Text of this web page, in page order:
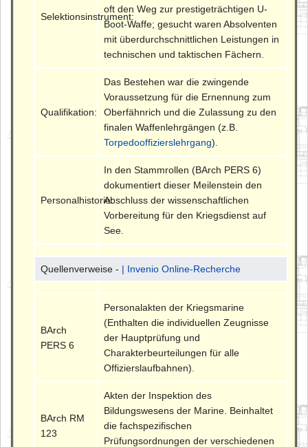
Selektionsinstrument:
oft den Weg zur prestigeträchtigen U-
Boot-Waffe; gesucht waren Absolventen
mit überdurchschnittlichen Leistungen in
technischen und taktischen Fächern.
Qualifikation:
Das Bestehen war die zwingende
Voraussetzung für die Ernennung zum
Oberfähnrich und die Zulassung zu den
finalen Waffenlehrgängen (z.B.
Torpedooffizierslehrgang).
Personalhistorie:
In den Stammrollen (BArch PERS 6)
dokumentiert dieser Meilenstein den
Abschluss der wissenschaftlichen
Vorbereitung für den Kriegsdienst auf
See.
Quellenverweise - | Invenio Online-Recherche
BArch
PERS 6
Personalakten der Kriegsmarine
(Enthalten die individuellen Zeugnisse
der Hauptprüfung und
Charakterbeurteilungen für alle
Offizierslaufbahnen).
BArch RM
123
Akten der Inspektion des
Bildungswesens der Marine. Beinhaltet
die fachspezifischen
Prüfungsordnungen der verschiedenen